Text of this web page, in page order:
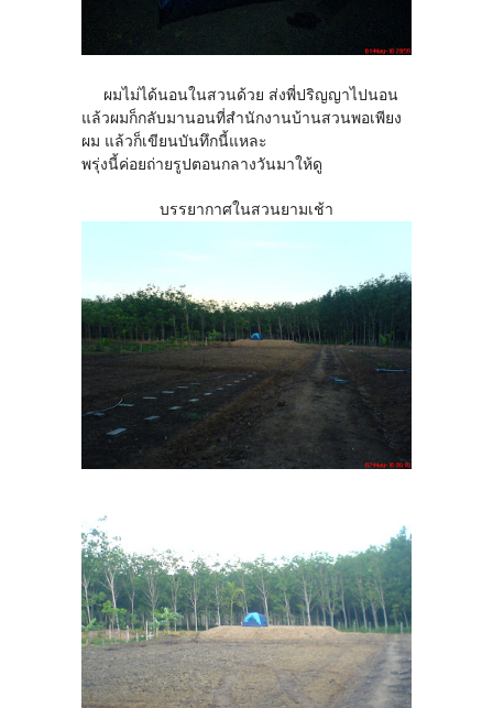
ผมไม่ได้นอนในสวนด้วย ส่งพี่ปริญญาไปนอน
แล้วผมก็กลับมานอนที่สำนักงานบ้านสวนพอเพียง
ผม แล้วก็เขียนบันทึกนี้แหละ
พรุ่งนี้ค่อยถ่ายรูปตอนกลางวันมาให้ดู
บรรยากาศในสวนยามเช้า